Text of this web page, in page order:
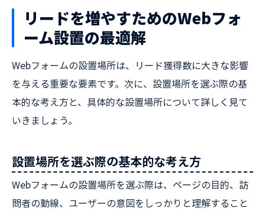
リードを増やすためのWebフォ
ーム設置の最適解
Webフォームの設置場所は、リード獲得数に大きな影響
を与える重要な要素です。次に、設置場所を選ぶ際の基
本的な考え方と、具体的な設置場所について詳しく見て
いきましょう。
設置場所を選ぶ際の基本的な考え方
Webフォームの設置場所を選ぶ際は、ページの目的、訪
問者の動線、ユーザーの意図をしっかりと理解すること